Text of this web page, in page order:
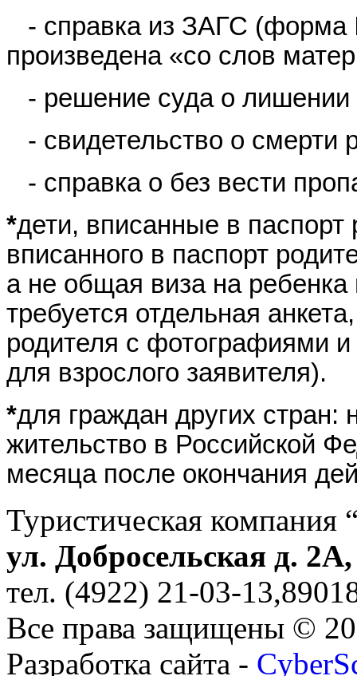
- справка из ЗАГС (форма
произведена «со слов
- решение суда о лишении
- свидетельство о смерти
- справка о без вести
*дети, вписанные в паспорт
вписанного в паспорт
а не общая виза на
требуется отдельная
родителя с фотографиями и
для взрослого заявителя).
*для граждан других стран:
жительство в Российской
месяца после окончания
Туристическая компания
ул. Добросельская д.
тел. (4922) 21-03-
Все права защищены ©
Разработка сайта -